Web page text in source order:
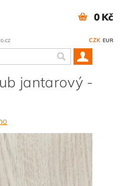
CZK EUR
0 Kč
jantarový -